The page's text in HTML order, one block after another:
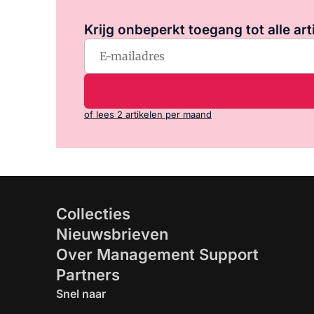
Krijg onbeperkt toegang tot alle
of lees 2 artikelen per maand
Collecties
Nieuwsbrieven
Over Management Support
Partners
Snel naar